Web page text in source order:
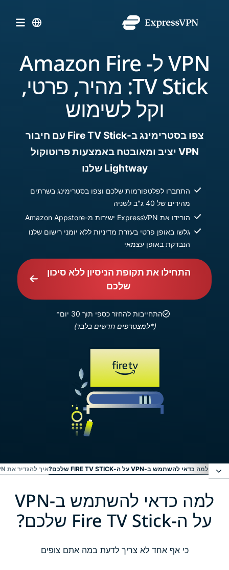
VPN ל- Amazon Fire
TV Stick: מהיר, פרטי,
וקל לשימוש
צפו בסטרימינג ב-Fire TV Stick עם חיבור
VPN יציב ומאובטח באמצעות פרוטוקול
Lightway שלנו
התחברו לפלטפורמות שלכם וצפו בסטרימינג בשרתים
מהירים של 40 ג"ב לשניה
הורידו את ExpressVPN ישירות מ-Amazon Appstore
גלשו באופן פרטי בעזרת מדיניות ללא יומני רישום שלנו
הנבדקת באופן עצמאי
התחילו את תקופת הניסיון ללא סיכון
שלכם
התחייבות להחזר כספי תוך 30 יום*
(*למצטרפים חדשים בלבד)
למה כדאי להשתמש ב-VPN על ה-FIRE TV STICK שלכם? איך להגדיר את EXPRESSVPN על ? FIRE TV STICK
למה כדאי להשתמש ב-VPN על ה-Fire TV Stick
שלכם?
למה כדאי להשתמש ב-VPN
על ה-Fire TV Stick שלכם?
כי אף אחד לא צריך לדעת במה אתם צופים